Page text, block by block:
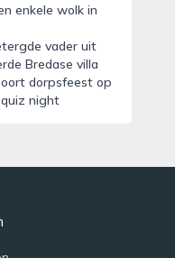
enkele wolk in
vader uit
Bredase villa
dorpsfeest op
night